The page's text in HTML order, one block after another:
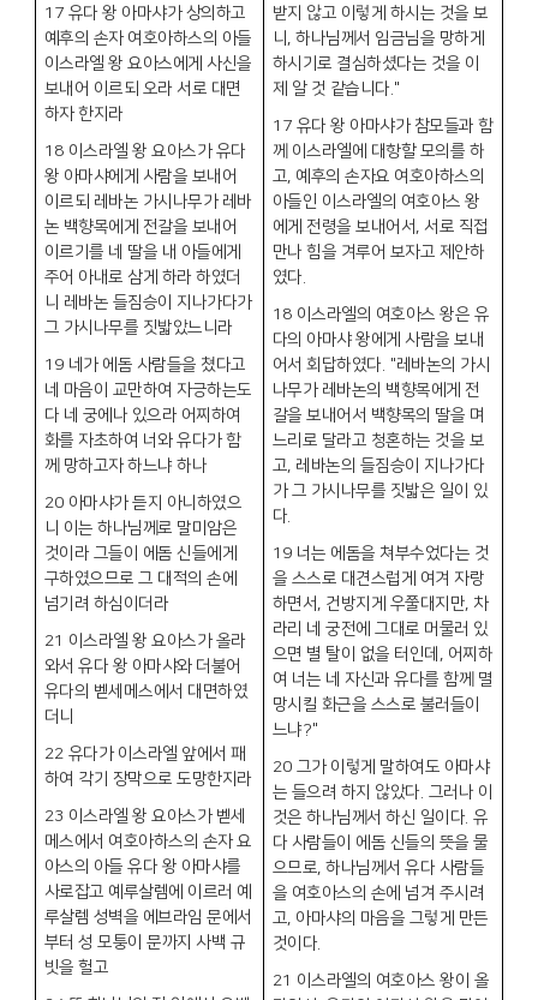
17 유다 왕 아마샤가 상의하고
예후의 손자 여호아하스의 아들
이스라엘 왕 요아스에게 사신을
보내어 이르되 오라 서로 대면
하자 한지라
18 이스라엘 왕 요아스가 유다
왕 아마샤에게 사람을 보내어
이르되 레바논 가시나무가 레바
논 백향목에게 전갈을 보내어
이르기를 네 딸을 내 아들에게
주어 아내로 삼게 하라 하였더
니 레바논 들짐승이 지나가다가
그 가시나무를 짓밟았느니라
19 네가 에돔 사람들을 쳤다고
네 마음이 교만하여 자긍하는도
다 네 궁에나 있으라 어찌하여
화를 자초하여 너와 유다가 함
께 망하고자 하느냐 하나
20 아마샤가 듣지 아니하였으
니 이는 하나님께로 말미암은
것이라 그들이 에돔 신들에게
구하였으므로 그 대적의 손에
넘기려 하심이더라
21 이스라엘 왕 요아스가 올라
와서 유다 왕 아마샤와 더불어
유다의 벧세메스에서 대면하였
더니
22 유다가 이스라엘 앞에서 패
하여 각기 장막으로 도망한지라
23 이스라엘 왕 요아스가 벧세
메스에서 여호아하스의 손자 요
아스의 아들 유다 왕 아마샤를
사로잡고 예루살렘에 이르러 예
루살렘 성벽을 에브라임 문에서
부터 성 모퉁이 문까지 사백 규
빗을 헐고
받지 않고 이렇게 하시는 것을 보
니 ,하나님께서 임금님을 망하게
하시기로 결심하셨다는 것을 이
제 알 것 같습니다."
17 유다 왕 아마샤가 참모들과 함
께 이스라엘에 대항할 모의를 하
고, 예후의 손자요 여호아하스의
아들인 이스라엘의 여호아스 왕
에게 전령을 보내어서,서로 직접
만나 힘을 겨루어 보자고 제안하
였다.
18 이스라엘의 여호아스 왕은 유
다의 아마샤 왕에게 사람을 보내
어서 회답하였다. "레바논의 가시
나무가 레바논의 백향목에게 전
갈을 보내어서 백향목의 딸을 며
느리로 달라고 청혼하는 것을 보
고, 레바논의 들짐승이 지나가다
가 그 가시나무를 짓밟은 일이 있
다.
19 너는 에돔을 쳐부수었다는 것
을 스스로 대견스럽게 여겨 자랑
하면서, 건방지게 우쭐대지만, 차
라리 네 궁전에 그대로 머물러 있
으면 별 탈이 없을 터인데 , 어찌하
여 너는 네 자신과 유다를 함께 멸
망시킬 화근을 스스로 불러들이
느냐?"
20 그가 이렇게 말하여도 아마샤
는 들으려 하지 않았다. 그러나 이
것은 하나님께서 하신 일이다.유
다 사람들이 에돔 신들의 뜻을 물
으므로,하나님께서 유다 사람들
을 여호아스의 손에 넘겨 주시려
고, 아마샤의 마음을 그렇게 만든
것이다.
21 이스라엘의 여호아스 왕이 올